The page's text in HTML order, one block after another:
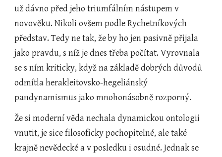
už dávno před jeho triumfálním nástupem v
novověku. Nikoli ovšem podle Rychetníkových
představ. Tedy ne tak, že by ho jen pasivně přijala
jako pravdu, s níž je dnes třeba počítat. Vyrovnala
se s ním kriticky, když na základě dobrých důvodů
odmítla herakleitovsko-hegeliánský
pandynamismus jako mnohonásobně rozporný.
Že si moderní věda nechala dynamickou ontologii
vnutit, je sice filosoficky pochopitelné, ale také
krajně nevědecké a v posledku i osudné. Jednak se